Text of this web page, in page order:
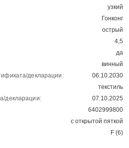
узкий
Гонконг
острый
4,5
да
винный
декларации:
06.10.2030
текстиль
декларации:
07.10.2025
6402999800
с открытой пяткой
F (6)